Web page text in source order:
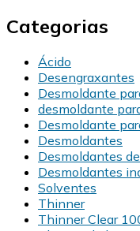
Categorias
Ácido
Desengraxantes
Desmoldante
desmoldante
Desmoldante
Desmoldantes
Desmoldantes
Desmoldantes
Solventes
Thinner
Thinner Clear